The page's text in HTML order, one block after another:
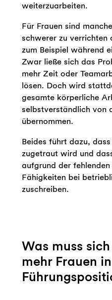
weiterzuarbeiten.
Für Frauen sind
schwerer zu verrichten
zum Beispiel während
Zwar ließe sich das
mehr Zeit oder
lösen. Doch wird
gesamte körperliche
selbstverständlich von
übernommen.
Beides führt dazu,
zugetraut wird und
aufgrund der
Fähigkeiten bei
zuschreiben.
Was muss
mehr Frauen in